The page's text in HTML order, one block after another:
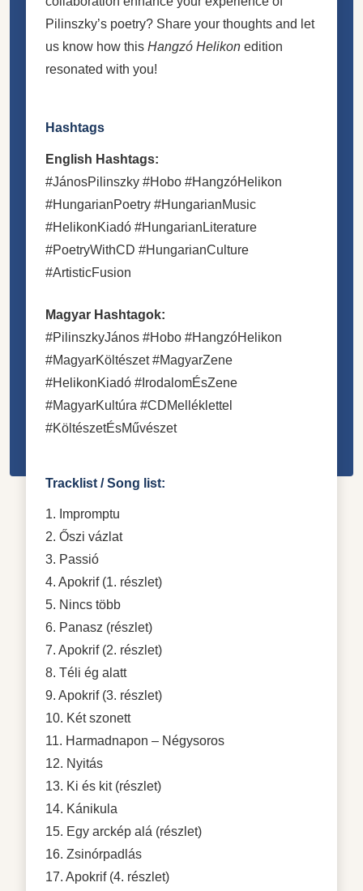
Pilinszky’s poetry? Share your thoughts and let
us know how this Hangzó Helikon edition
resonated with you!
Hashtags
English Hashtags:
#JánosPilinszky #Hobo #HangzóHelikon
#HungarianPoetry #HungarianMusic
#HelikonKiadó #HungarianLiterature
#PoetryWithCD #HungarianCulture
#ArtisticFusion
Magyar Hashtagok:
#PilinszkyJános #Hobo #HangzóHelikon
#MagyarKöltészet #MagyarZene
#HelikonKiadó #IrodalomÉsZene
#MagyarKultúra #CDMelléklettel
#KöltészetÉsMűvészet
Tracklist / Song list:
1. Impromptu
2. Őszi vázlat
3. Passió
4. Apokrif (1. részlet)
5. Nincs több
6. Panasz (részlet)
7. Apokrif (2. részlet)
8. Téli ég alatt
9. Apokrif (3. részlet)
10. Két szonett
11. Harmadnapon – Négysoros
12. Nyitás
13. Ki és kit (részlet)
14. Kánikula
15. Egy arckép alá (részlet)
16. Zsinórpadlás
17. Apokrif (4. részlet)